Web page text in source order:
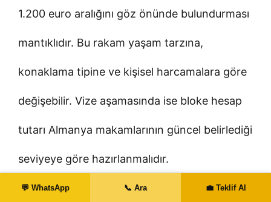
1.200 euro aralığını göz önünde bulundurması
mantıklıdır. Bu rakam yaşam tarzına,
konaklama tipine ve kişisel harcamalara göre
değişebilir. Vize aşamasında ise bloke hesap
tutarı Almanya makamlarının güncel belirlediği
seviyeye göre hazırlanmalıdır.
💬 WhatsApp 📞 Ara 💼 Teklif Al